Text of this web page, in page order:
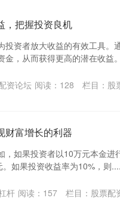
，把握投资良机
资者放大收益的有效工具。
，从而获得更高的潜在收益
资论坛 阅读： 128 栏目： 股
财富增长的利器
如果投资者以10万元本金进
如果投资收益率为10%，则....
杆 阅读： 157 栏目： 股票配